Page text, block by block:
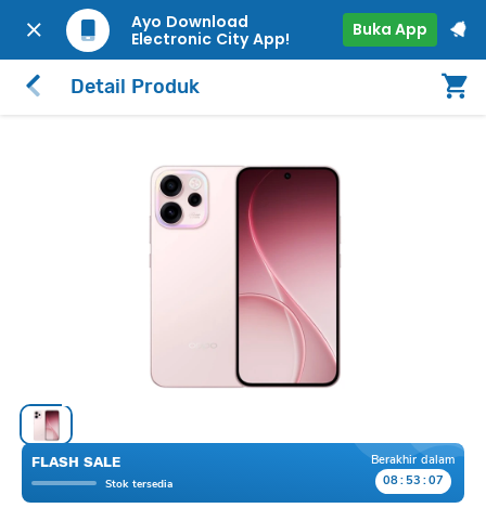
Ayo Download
Electronic City App!
Buka App
Detail Produk
FLASH SALE
Stok tersedia
Berakhir dalam
08: 53 :06